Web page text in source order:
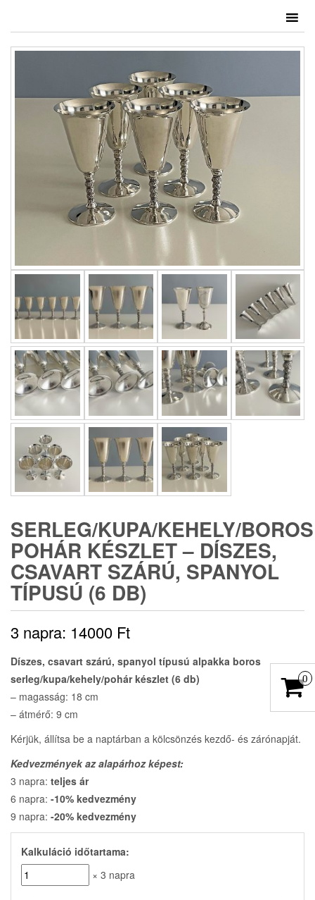
SERLEG/KUPA/KEHELY/BOROS
POHÁR KÉSZLET – DÍSZES,
CSAVART SZÁRÚ, SPANYOL
TÍPUSÚ (6 DB)
3 napra: 14000 Ft
Díszes, csavart szárú, spanyol típusú alpakka boros
serleg/kupa/kehely/pohár készlet (6 db)
– magasság: 18 cm
– átmérő: 9 cm
Kérjük, állítsa be a naptárban a kölcsönzés kezdő- és zárónapját.
Kedvezmények az alapárhoz képest:
3 napra: teljes ár
6 napra: -10% kedvezmény
9 napra: -20% kedvezmény
Kalkuláció időtartama:
× 3 napra
0